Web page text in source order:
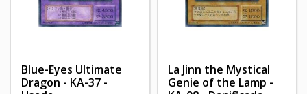
Blue-Eyes Ultimate
Dragon - KA-37 -
La Jinn the Mystical
Genie of the Lamp -